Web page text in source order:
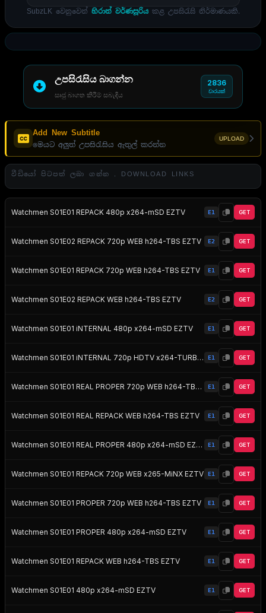
SubzLK වෙනුවෙන් හිරාන් වර්ණසූරියකළ උපසිරැසි නිර්මාණයකි.
උපසිරැසිය බාගන්න
සෘජු බාගත කිරීම් සබැඳිය
2836
වාරයක්
Add New Subtitle
මෙයට අලුත් උපසිරැසිය ඇතුල් කරන්න
UPLOAD
වීඩියෝ පිටපත් ලබා ගන්න . DOWNLOAD LINKS
Watchmen S01E01 REPACK 480p x264-mSD EZTV E1 GET
Watchmen S01E02 REPACK 720p WEB h264-TBS EZTV E2 GET
Watchmen S01E01 REPACK 720p WEB h264-TBS EZTV E1 GET
Watchmen S01E02 REPACK WEB h264-TBS EZTV E2 GET
Watchmen S01E01 iNTERNAL 480p x264-mSD EZTV E1 GET
Watchmen S01E01 iNTERNAL 720p HDTV x264-TURBO EZTV E1 GET
Watchmen S01E01 REAL PROPER 720p WEB h264-TBS EZTV E1 GET
Watchmen S01E01 REAL REPACK WEB h264-TBS EZTV E1 GET
Watchmen S01E01 REAL PROPER 480p x264-mSD EZTV E1 GET
Watchmen S01E01 REPACK 720p WEB x265-MiNX EZTV E1 GET
Watchmen S01E01 PROPER 720p WEB h264-TBS EZTV E1 GET
Watchmen S01E01 PROPER 480p x264-mSD EZTV E1 GET
Watchmen S01E01 REPACK WEB h264-TBS EZTV E1 GET
Watchmen S01E01 480p x264-mSD EZTV E1 GET